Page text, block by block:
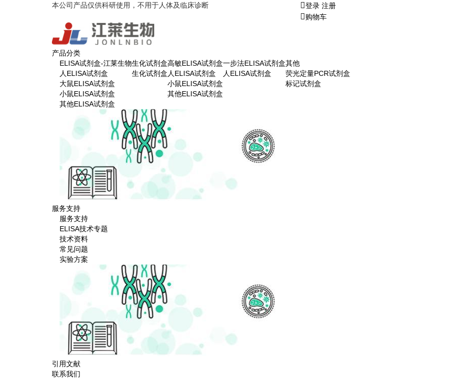
本公司产品仅供科研使用，不用于人体及临床诊断 登录 注册
购物车
产品分类
ELISA试剂盒-江莱生物
人ELISA试剂盒
大鼠ELISA试剂盒
小鼠ELISA试剂盒
其他ELISA试剂盒
生化试剂盒
生化试剂盒
高敏ELISA试剂盒
人ELISA试剂盒
小鼠ELISA试剂盒
其他ELISA试剂盒
一步法ELISA试剂盒
人ELISA试剂盒
其他
荧光定量PCR试剂盒
标记试剂盒
服务支持
服务支持
ELISA技术专题
技术资料
常见问题
实验方案
引用文献
联系我们